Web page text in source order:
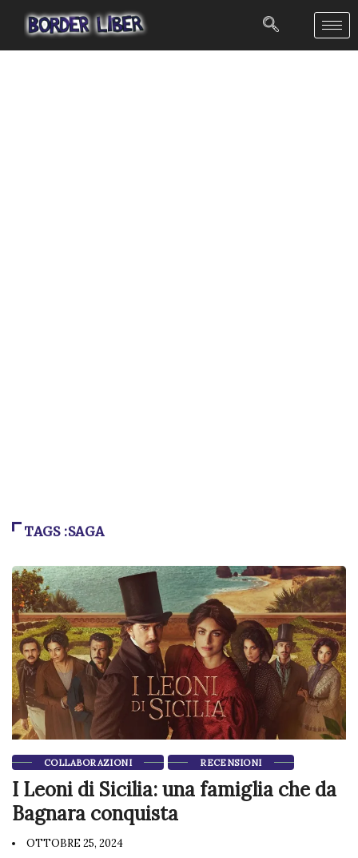
TAGS :SAGA
COLLABORAZIONI RECENSIONI
I Leoni di Sicilia: una famiglia che da
Bagnara conquista
OTTOBRE 25, 2024